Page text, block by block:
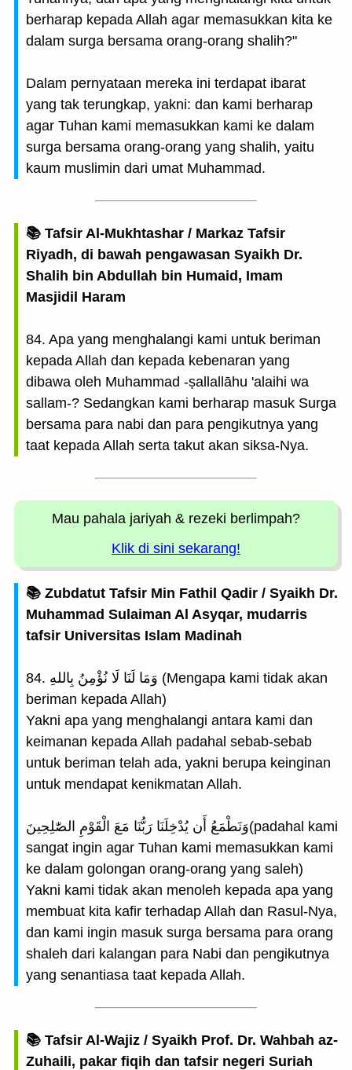
berharap kepada Allah agar memasukkan kita ke
dalam surga bersama orang-orang shalih?"
Dalam pernyataan mereka ini terdapat ibarat
yang tak terungkap, yakni: dan kami berharap
agar Tuhan kami memasukkan kami ke dalam
surga bersama orang-orang yang shalih, yaitu
kaum muslimin dari umat Muhammad.
📚 Tafsir Al-Mukhtashar / Markaz Tafsir
Riyadh, di bawah pengawasan Syaikh Dr.
Shalih bin Abdullah bin Humaid, Imam
Masjidil Haram
84. Apa yang menghalangi kami untuk beriman
kepada Allah dan kepada kebenaran yang
dibawa oleh Muhammad -ṣallallāhu 'alaihi wa
sallam-? Sedangkan kami berharap masuk Surga
bersama para nabi dan para pengikutnya yang
taat kepada Allah serta takut akan siksa-Nya.
Mau pahala jariyah & rezeki berlimpah?
Klik di sini sekarang!
📚 Zubdatut Tafsir Min Fathil Qadir / Syaikh Dr.
Muhammad Sulaiman Al Asyqar, mudarris
tafsir Universitas Islam Madinah
84. وَمَا لَنَا لَا نُؤْمِنُ بِاللهِ (Mengapa kami tidak akan
beriman kepada Allah)
Yakni apa yang menghalangi antara kami dan
keimanan kepada Allah padahal sebab-sebab
untuk beriman telah ada, yakni berupa keinginan
untuk mendapat kenikmatan Allah.
وَنَطْمَعُ أَن يُدْخِلَنَا رَبُّنَا مَعَ الْقَوْمِ الصّٰلِحِينَ(padahal kami
sangat ingin agar Tuhan kami memasukkan kami
ke dalam golongan orang-orang yang saleh)
Yakni kami tidak akan menoleh kepada apa yang
membuat kita kafir terhadap Allah dan Rasul-Nya,
dan kami ingin masuk surga bersama para orang
shaleh dari kalangan para Nabi dan pengikutnya
yang senantiasa taat kepada Allah.
📚 Tafsir Al-Wajiz / Syaikh Prof. Dr. Wahbah az-
Zuhaili, pakar fiqih dan tafsir negeri Suriah